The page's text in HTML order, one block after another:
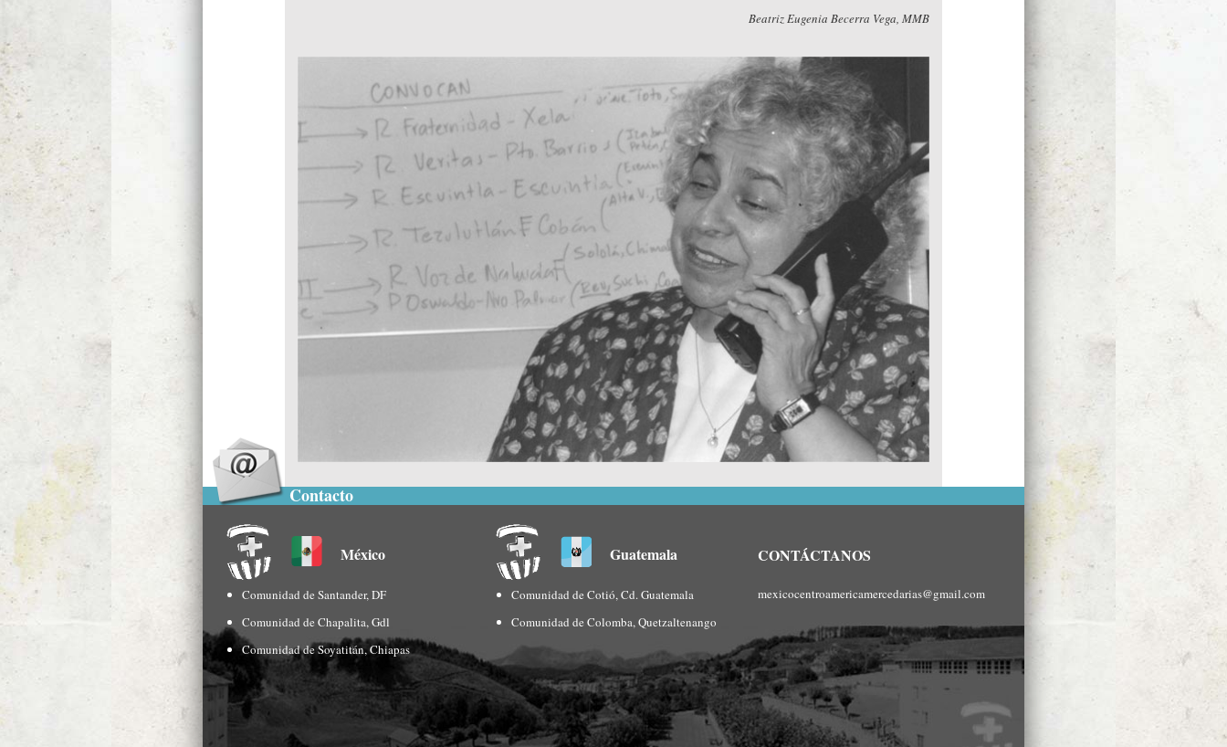
Beatriz Eugenia Becerra Vega, MMB
Contacto
México
Comunidad de Santander, DF
Comunidad de Chapalita, Gdl
Comunidad de Soyatitán, Chiapas
Guatemala
Comunidad de Cotió, Cd. Guatemala
Comunidad de Colomba, Quetzaltenango
CONTÁCTANOS
mexicocentroamericamercedarias@gmail.com